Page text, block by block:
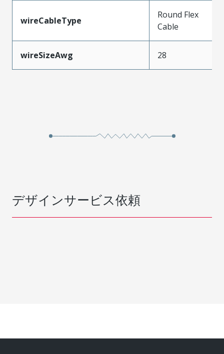
wireCableType
Round Flex
Cable
wireSizeAwg 28
デザインサービス依頼